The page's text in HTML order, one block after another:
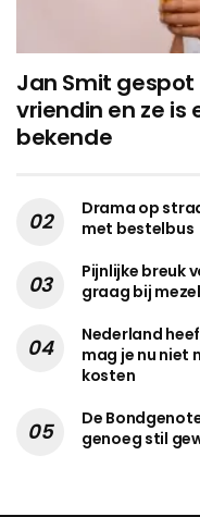
Jan Smit
vriendin en ze is
bekende
Drama op
met bestelbus
Pijnlijke breuk
graag bij
Nederland
mag je nu niet
kosten
De
genoeg stil